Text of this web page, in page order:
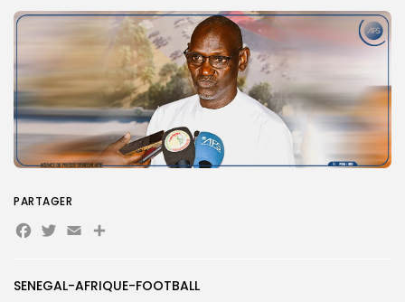
for:
SENEGAL-AFRIQUE-FOOTBALL
PARTAGER
Facebook
Twitter
EmailPartager